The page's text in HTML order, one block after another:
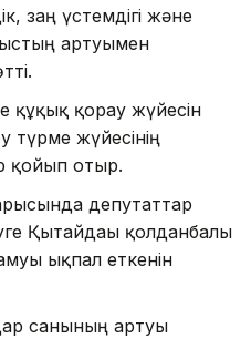
заң үстемдігі және
артуымен
қорғау жүйесін
түрме жүйесінің
қойып отыр.
депутаттар
Қытайдағы қолданбалы
ықпал еткенін
санының артуы